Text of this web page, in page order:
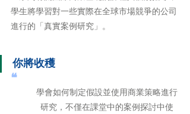
學生將學習對一些實際在全球市場競爭的公司
進行的「真實案例研究」。
你將收穫
❝
學會如何制定假設並使用商業策略進行
研究，不僅在課堂中的案例探討中使